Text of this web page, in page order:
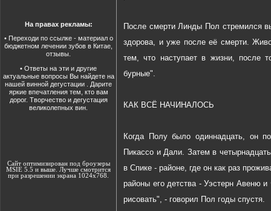
На правах рекламы:
• Переходи по ссылке- материал о
бюджетном лечении зубов в Китае,
отзывы.
• Ответы на эти и другие
актуальные вопросы Вы найдете на
нашей винной дегустации . Дарите
яркие впечатления тем, кто вам
дорог. Творчество и дегустация
великолепных вин.
Сайт оптимизирован под броузеры
MSIE 5.5 и выше. Лучше смотрится
при разрешении экрана 1024х768.
После смерти Линды Пол стремился
здорова, и уже после её смерти.
тем, что наступает в жизни, после
бурные".
КАК ВСЁ НАЧИНАЛОСЬ
Когда Полу было одиннадцать, он
Пикассо и Дали. Затем в
в Спике - районе, где он как раз
районы его детства - Уэстерн Авеню
рисовать", - говорил Пол годы спустя.